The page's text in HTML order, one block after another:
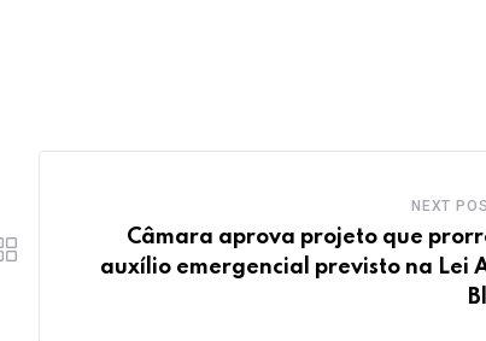
NEXT
Câmara aprova projeto que
auxílio emergencial previsto na Lei